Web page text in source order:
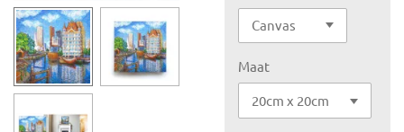
Maat